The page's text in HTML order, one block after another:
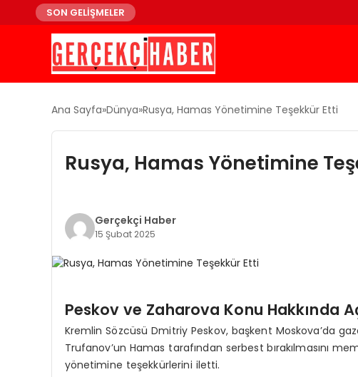
SON GELİŞMELER
Ana Sayfa Dünya Rusya, Hamas Yönetimine Teşekkür Etti
Rusya, Hamas Yönetimine
Gerçekçi Haber
15 Şubat 2025
Peskov ve Zaharova Konu Hakkında
Kremlin Sözcüsü Dmitriy Peskov, başkent Moskova’da
Trufanov’un Hamas tarafından serbest bırakılmasını
yönetimine teşekkürlerini iletti.